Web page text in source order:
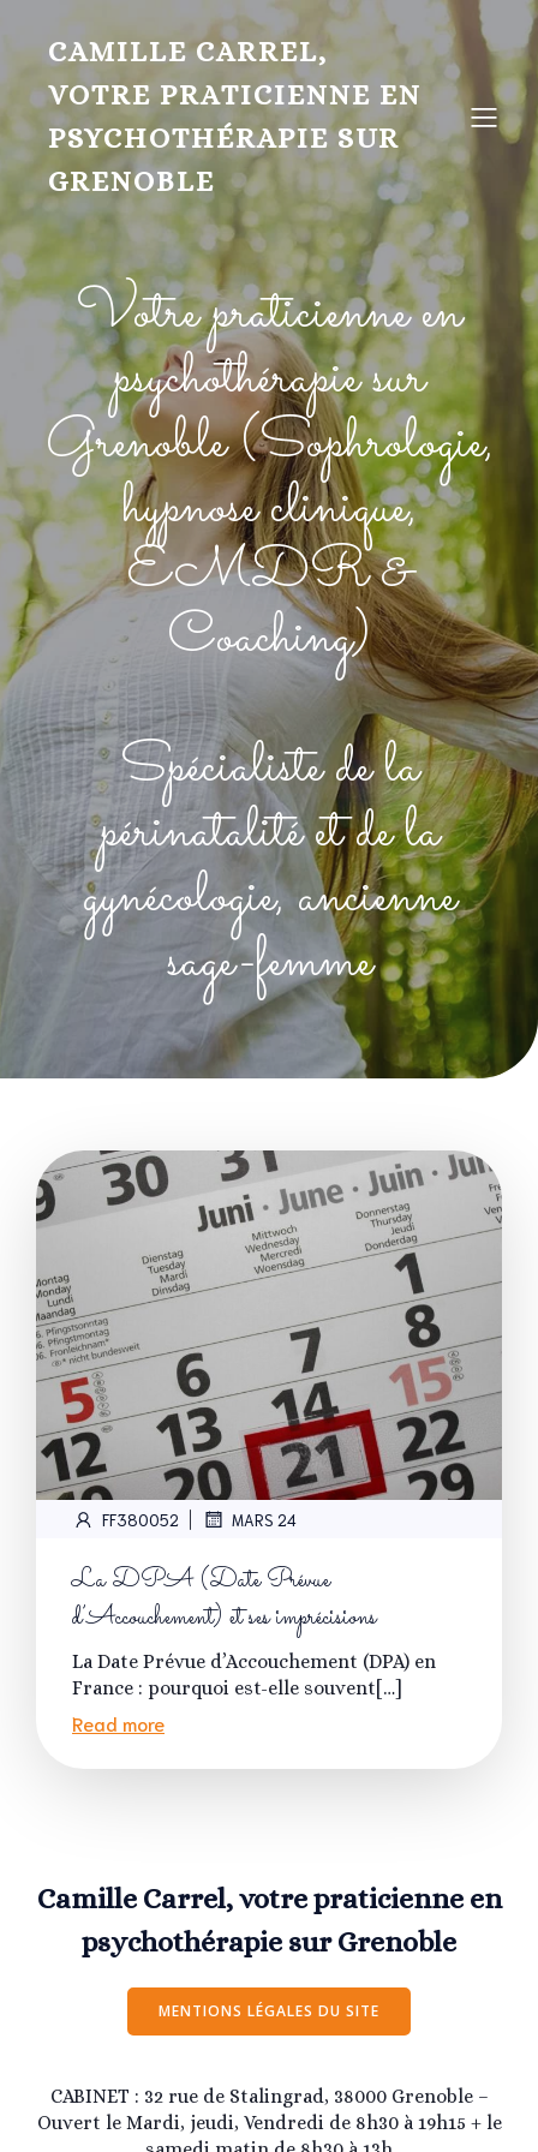
CAMILLE CARREL,
VOTRE PRATICIENNE EN
PSYCHOTHÉRAPIE SUR
GRENOBLE
Votre praticienne en
psychothérapie sur
Grenoble (Sophrologie,
hypnose clinique,
EMDR &
Coaching)
Spécialiste de la
périnatalité et de la
gynécologie, ancienne
sage-femme
FF380052 | MARS 24
La DPA (Date Prévue
d’Accouchement) et ses imprécisions
La Date Prévue d’Accouchement (DPA) en
France : pourquoi est-elle souvent[…]
Read more
Camille Carrel, votre praticienne en
psychothérapie sur Grenoble
MENTIONS LÉGALES DU SITE
CABINET : 32 rue de Stalingrad, 38000 Grenoble –
Ouvert le Mardi, jeudi, Vendredi de 8h30 à 19h15 + le